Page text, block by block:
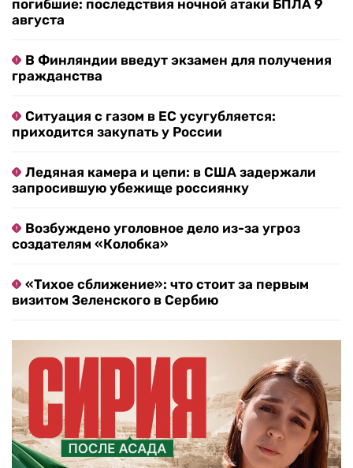
погибшие: последствия ночной атаки БПЛА 9
августа
В Финляндии введут экзамен для получения
гражданства
Ситуация с газом в ЕС усугубляется:
приходится закупать у России
Ледяная камера и цепи: в США задержали
запросившую убежище россиянку
Возбуждено уголовное дело из-за угроз
создателям «Колобка»
«Тихое сближение»: что стоит за первым
визитом Зеленского в Сербию